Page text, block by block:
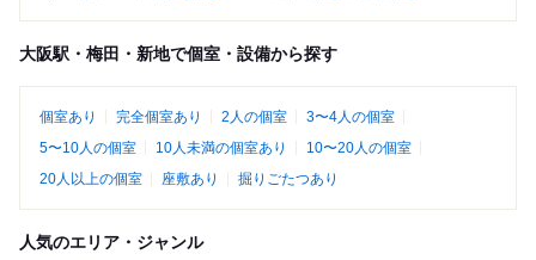
大阪駅・梅田・新地で個室・設備から探す
個室あり 完全個室あり 2人の個室
3〜4人の個室
5〜10人の個室
10人未満の個室あり
10〜20人の個室
20人以上の個室
座敷あり 掘りごたつあり
人気のエリア・ジャンル